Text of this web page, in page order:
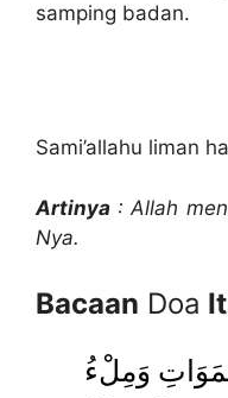
samping badan.
Sami’allahu liman
Artinya : Allah
Nya.
Bacaan Doa
وَمِلْءُ